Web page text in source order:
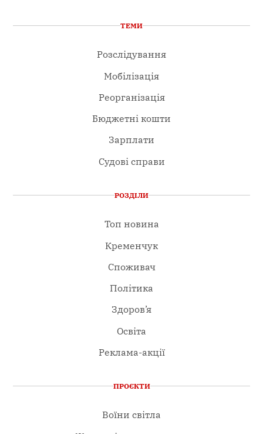
ТЕМИ
Розслідування
Мобілізація
Реорганізація
Бюджетні кошти
Зарплати
Судові справи
РОЗДІЛИ
Топ новина
Кременчук
Споживач
Політика
Здоров’я
Освіта
Реклама-акції
ПРОЄКТИ
Воїни світла